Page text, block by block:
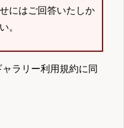
にはご回答いたしか
。
ラリー利用規約に同